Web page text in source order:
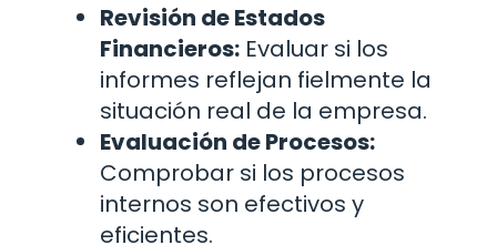
Revisión de Estados
Financieros: Evaluar si los
informes reflejan fielmente la
situación real de la empresa.
Evaluación de Procesos:
Comprobar si los procesos
internos son efectivos y
eficientes.